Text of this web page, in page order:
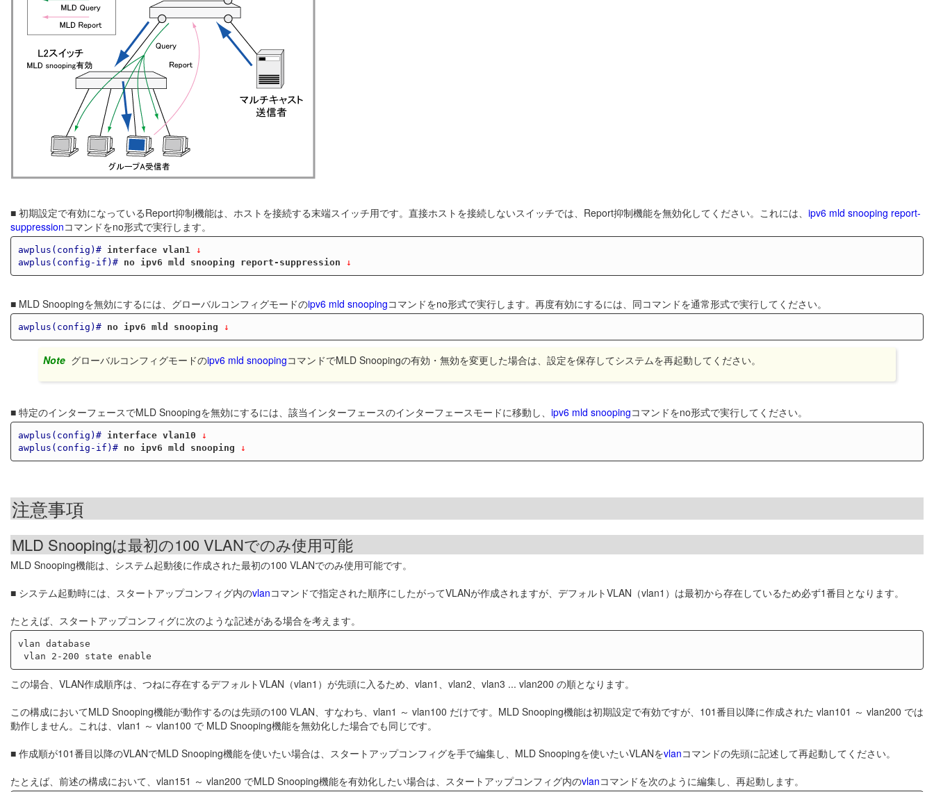
■ 初期設定で有効になっているReport抑制機能は、ホストを接続する末端スイッチ用です。直接ホストを接続しないスイッチでは、Report抑制機能を無効化してください。これには、 ipv6 mld snooping report-
suppressionコマンドをno形式で実行します。
awplus(config)# interface vlan1
↓
awplus(config-if)#
no ipv6 mld snooping report-suppression ↓
■ MLD Snoopingを無効にするには、グローバルコンフィグモードのipv6 mld snoopingコマンドをno形式で実行します。再度有効にするには、同コマンドを通常形式で実行してください。
awplus(config)# no ipv6 mld snooping ↓
Note グローバルコンフィグモードのipv6 mld snoopingコマンドでMLD Snoopingの有効・無効を変更した場合は、設定を保存してシステムを再起動してください。
■ 特定のインターフェースでMLD Snoopingを無効にするには、該当インターフェースのインターフェースモードに移動し、 ipv6 mld snoopingコマンドをno形式で実行してください。
awplus(config)# interface vlan10 ↓
awplus(config-if)#
no ipv6 mld snooping ↓
注意事項
MLD Snoopingは最初の100 VLANでのみ使用可能
MLD Snooping機能は、システム起動後に作成された最初の100 VLANでのみ使用可能です。
■ システム起動時には、スタートアップコンフィグ内のvlanコマンドで指定された順序にしたがってVLANが作成されますが、デフォルトVLAN（vlan1）は最初から存在しているため必ず1番目となります。
たとえば、スタートアップコンフィグに次のような記述がある場合を考えます。
vlan database
この場合、VLAN作成順序は、つねに存在するデフォルトVLAN（vlan1）が先頭に入るため、vlan1、vlan2、vlan3 ... vlan200 の順となります。
この構成においてMLD Snooping機能が動作するのは先頭の100 VLAN、すなわち、vlan1 ～ vlan100 だけです。MLD Snooping機能は初期設定で有効ですが、101番目以降に作成された vlan101 ～ vlan200 では
動作しません。これは、vlan1 ～ vlan100 で MLD Snooping機能を無効化した場合でも同じです。
■ 作成順が101番目以降のVLANでMLD Snooping機能を使いたい場合は、スタートアップコンフィグを手で編集し、MLD Snoopingを使いたいVLANをvlanコマンドの先頭に記述して再起動してください。
たとえば、前述の構成において、vlan151 ～ vlan200 でMLD Snooping機能を有効化したい場合は、スタートアップコンフィグ内のvlanコマンドを次のように編集し、再起動します。